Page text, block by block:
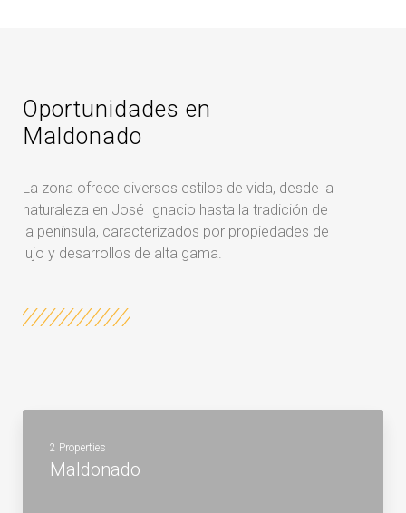
Oportunidades en
Maldonado
La zona ofrece diversos estilos de vida, desde la
naturaleza en José Ignacio hasta la tradición de
la península, caracterizados por propiedades de
lujo y desarrollos de alta gama.
2 Properties
Maldonado